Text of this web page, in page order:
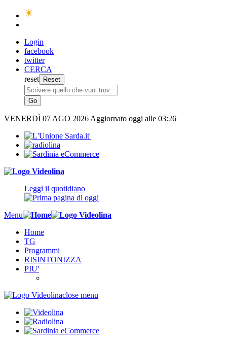
Login
facebook
twitter
CERCA
reset
VENERDÌ 07 AGO 2026 Aggiornato oggi alle 03:26
Leggi il quotidiano
Menu
Home
TG
Programmi
RISINTONIZZA
PIU'
close menu